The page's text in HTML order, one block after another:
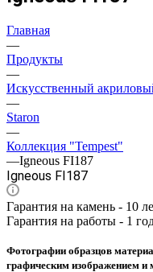
Главная
—
Продукты
—
Искусственный
—
Staron
—
Коллекция "Tempest"
—Igneous FI187
Igneous FI187
Гарантия на камень - 10
Гарантия на работы - 1
Фотографии образцов
графическим изображением и